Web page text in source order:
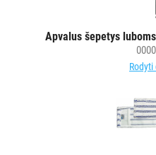
Apvalus šepetys